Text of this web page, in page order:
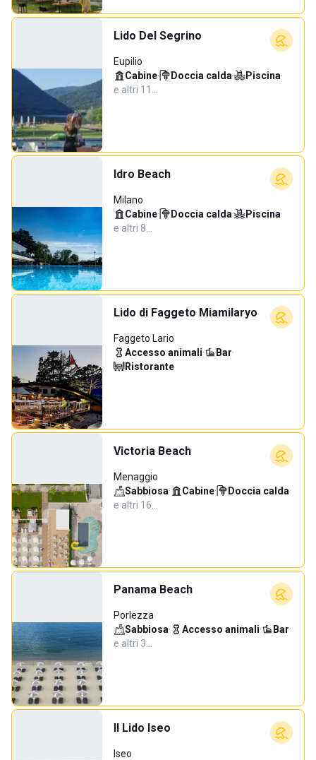
Lido Del Segrino
Eupilio
Cabine· Doccia calda· Piscina·
e altri 11…
Idro Beach
Milano
Cabine· Doccia calda· Piscina·
e altri 8…
Lido di Faggeto Miamilaryo
Faggeto Lario
Accesso animali· Bar·
Ristorante
Victoria Beach
Menaggio
Sabbiosa· Cabine· Doccia calda·
e altri 16…
Panama Beach
Porlezza
Sabbiosa· Accesso animali· Bar·
e altri 3…
Il Lido Iseo
Iseo